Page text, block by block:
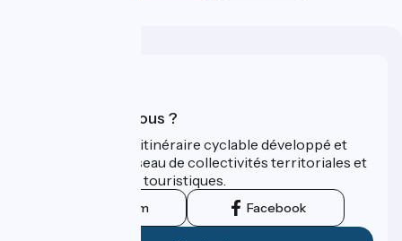
Qui sommes-nous ?
ViaRhôna est un itinéraire cyclable développé et
promu par un réseau de collectivités territoriales et
leurs institutions touristiques.
Instagram Facebook